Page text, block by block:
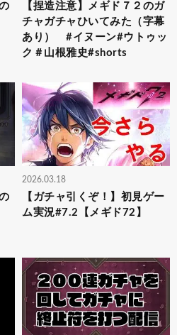
【捏造注意】メギド７２のガ
チャガチャひいてみた（字幕
あり） #イヌーン#ウトゥッ
ク＃山根雅史#shorts
2026.03.18
【ガチャ引くぞ！】初見ゲー
ム実況#7.2【メギド72】